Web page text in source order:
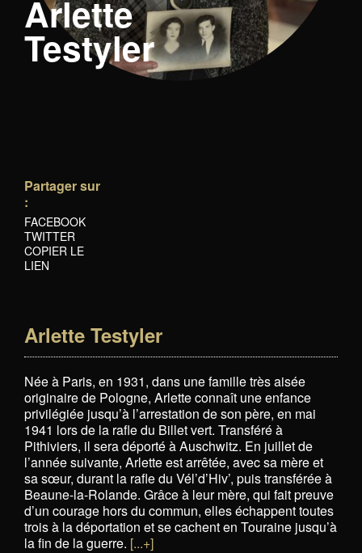
Arlette
Testyler
Partager sur
:
FACEBOOK
TWITTER
COPIER LE
LIEN
Arlette Testyler
Née à Paris, en 1931, dans une famille très aisée
originaire de Pologne, Arlette connaît une enfance
privilégiée jusqu’à l’arrestation de son père, en mai
1941 lors de la rafle du Billet vert. Transféré à
Pithiviers, il sera déporté à Auschwitz. En juillet de
l’année suivante, Arlette est arrêtée, avec sa mère et
sa sœur, durant la rafle du Vél’d’Hiv’, puis transférée à
Beaune-la-Rolande. Grâce à leur mère, qui fait preuve
d’un courage hors du commun, elles échappent toutes
trois à la déportation et se cachent en Touraine jusqu’à
la fin de la guerre. [...+]